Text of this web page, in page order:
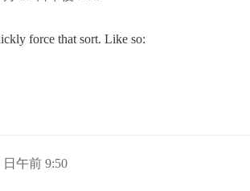
force that sort. Like so:
日午前 9:50